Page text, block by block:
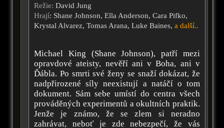
Režie: David Jung
Hrají: Shane Johnson, Ella Anderson, Cara Pifko,
Krystal Alvarez, Tomas Arana, Luke Baines, a další..
Michael King (Shane Johnson), patří mezi
opravdové ateisty, nevěří ani v Boha, ani v
Ďábla. Po smrti své ženy se snaží dokázat, že
nadpřirozené síly neexistují a natáčí o tom
dokument. Sám sebe umístí do centra všech
prováděných experimentů a okultních praktik.
Jenže je známo, že se zlem si neradno
zahrávat, neboť je zde nebezpečí, že vás